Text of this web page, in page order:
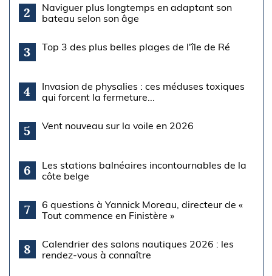
2
Naviguer plus longtemps en adaptant son
bateau selon son âge
3 Top 3 des plus belles plages de l'île de Ré
4
Invasion de physalies : ces méduses toxiques
qui forcent la fermeture...
5 Vent nouveau sur la voile en 2026
6
Les stations balnéaires incontournables de la
côte belge
7
6 questions à Yannick Moreau, directeur de «
Tout commence en Finistère »
8
Calendrier des salons nautiques 2026 : les
rendez-vous à connaître